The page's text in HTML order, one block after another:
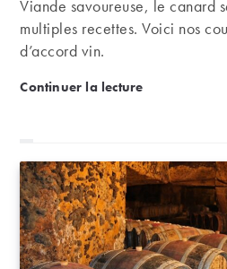
Viande savoureuse, le canard
multiples recettes. Voici nos
d’accord vin.
Continuer la lectureLes recettes